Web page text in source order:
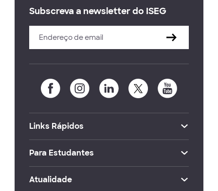
Subscreva a newsletter do ISEG
Links Rápidos
Para Estudantes
Atualidade